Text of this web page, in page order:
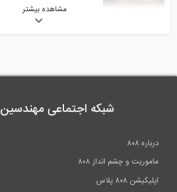
مشاهده بیشتر
شبکه اجتماعی مهندسین 808
درباره ۸۰۸
ماموریت و چشم انداز ۸۰۸
اپلیکیشن ۸۰۸ پلاس